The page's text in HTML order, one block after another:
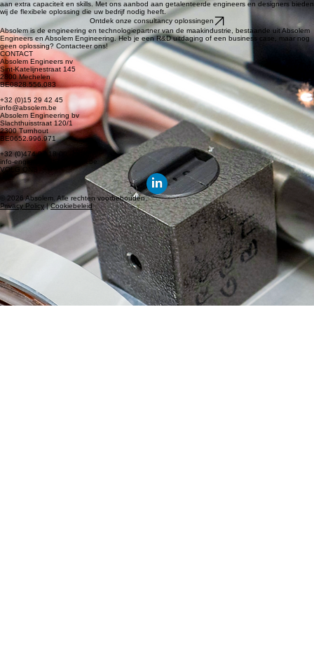
Deze bewezen fundamenten zijn meteen inzetbaar en bieden een vliegende start voor jouw
industriële uitdagingen, zonder in te boeten op kwaliteit of precisie.
Ontdek onze oplossingen
Eerder op zoek naar directe ondersteuning op uw locatie?
Onze engineering consultants staan klaar om uw project te ondersteunen wanneer u nood heeft
aan extra capaciteit en skills. Met ons aanbod aan getalenteerde engineers en designers bieden
wij de flexibele oplossing die uw bedrijf nodig heeft.
Ontdek onze consultancy oplossingen
Absolem is de engineering en technologiepartner van de maakindustrie, bestaande uit Absolem
Engineers en Absolem Engineering. Heb je een R&D uitdaging of een business case, maar nog
geen oplossing? Contacteer ons!
CONTACT
Absolem Engineers nv
Sint-Katelijnestraat 145
2800 Mechelen
BE0828.556.083
+32 (0)15 29 42 45
info@absolem.be
Absolem Engineering bv
Slachthuisstraat 120/1
2300 Turnhout
BE0652.996.971
+32 (0)474 97 18 00
info-engineering@absolem.be
VOLG ONS
© 2026 Absolem. Alle rechten voorbehouden.
Cookiebeleid